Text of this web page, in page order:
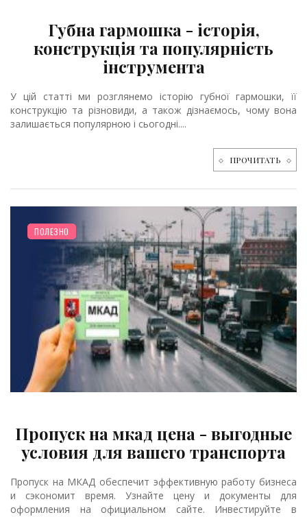
Губна гармошка - історія,
конструкція та популярність
інструмента
У цій статті ми розглянемо історію губної гармошки, її
конструкцію та різновиди, а також дізнаємось, чому вона
залишається популярною і сьогодні....
ПРОЧИТАТЬ
ПОЛЕЗНО
Пропуск на мкад цена - выгодные
условия для вашего транспорта
Пропуск на МКАД обеспечит эффективную работу бизнеса
и сэкономит время. Узнайте цену и документы для
оформления на официальном сайте. Инвестируйте в